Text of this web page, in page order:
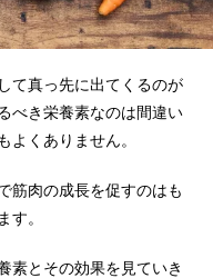
て真っ先に出てくるのが
べき栄養素なのは間違い
よくありません。
筋肉の成長を促すのはも
す。
素とその効果を見ていき